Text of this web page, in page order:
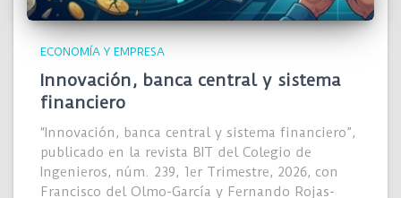
ECONOMÍA Y EMPRESA
Innovación, banca central y sistema
financiero
“Innovación, banca central y sistema financiero”,
publicado en la revista BIT del Colegio de
Ingenieros, núm. 239, 1er Trimestre, 2026, con
Francisco del Olmo-García y Fernando Rojas-